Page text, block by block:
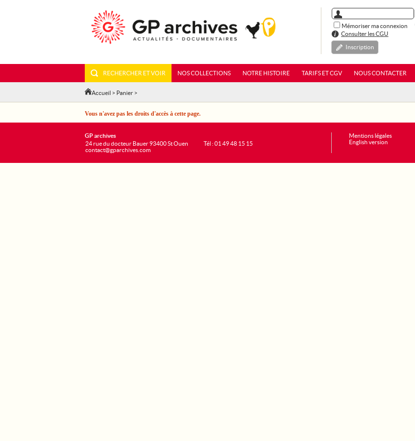
Mémoriser ma connexion
Consulter les CGU
Inscription
RECHERCHER ET VOIR NOS COLLECTIONS NOTRE HISTOIRE TARIFS ET CGV NOUS CONTACTER
Accueil > Panier >
Vous n'avez pas les droits d'accès à cette page.
GP archives
24 rue du docteur Bauer 93400 St Ouen
contact@gparchives.com
Tél : 01 49 48 15 15
Mentions légales
English version